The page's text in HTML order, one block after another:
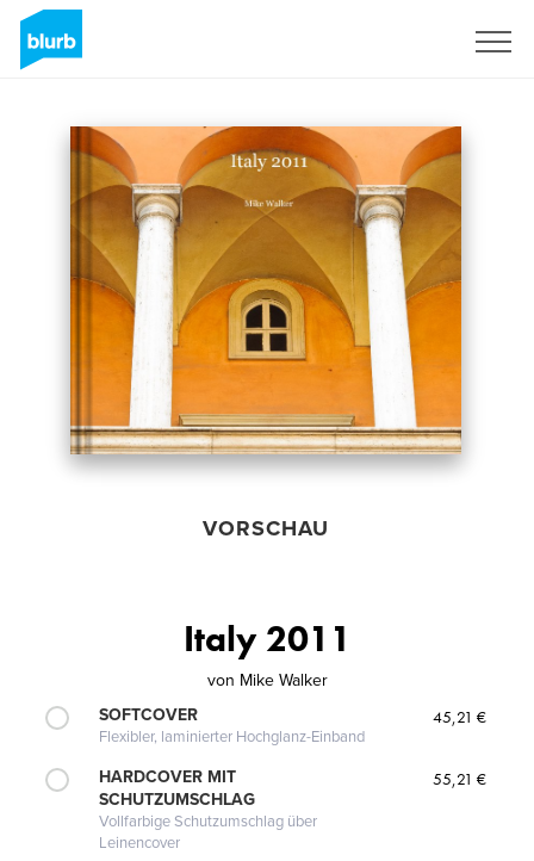
VORSCHAU
Italy 2011
von Mike Walker
SOFTCOVER
Flexibler, laminierter Hochglanz-Einband
45,21 €
HARDCOVER MIT
SCHUTZUMSCHLAG
Vollfarbige Schutzumschlag über
Leinencover
55,21 €